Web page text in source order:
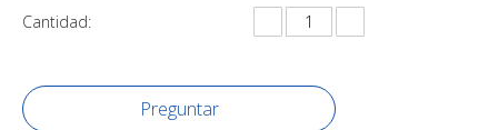
Cantidad:
Preguntar